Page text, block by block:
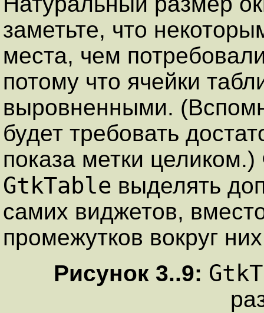
заметьте, что
места, чем
потому что ячейки
выровненными.
будет требовать
показа метки
GtkTable выделять
самих виджетов,
промежутков вокруг
Рисунок 3..9: